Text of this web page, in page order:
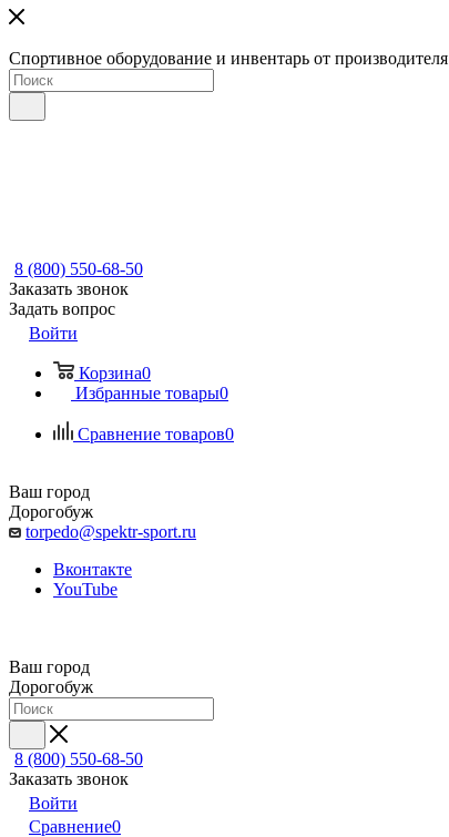
Спортивное оборудование и инвентарь от производителя
8 (800) 550-68-50
Заказать звонок
Задать вопрос
Войти
Корзина0
Избранные товары0
Сравнение товаров0
Ваш город
Дорогобуж
torpedo@spektr-sport.ru
Вконтакте
YouTube
Ваш город
Дорогобуж
8 (800) 550-68-50
Заказать звонок
Войти
Сравнение0